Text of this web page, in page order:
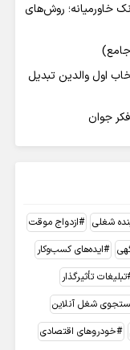
خاورمیانه؛ روش‌های
اول والدین تبدیل
جوان
شغلی
ازدواج موقت
ایده‌های کسب‌وکار
تبلیغات تأثیرگذار
شغل آنلاین
خودروهای اقتصادی